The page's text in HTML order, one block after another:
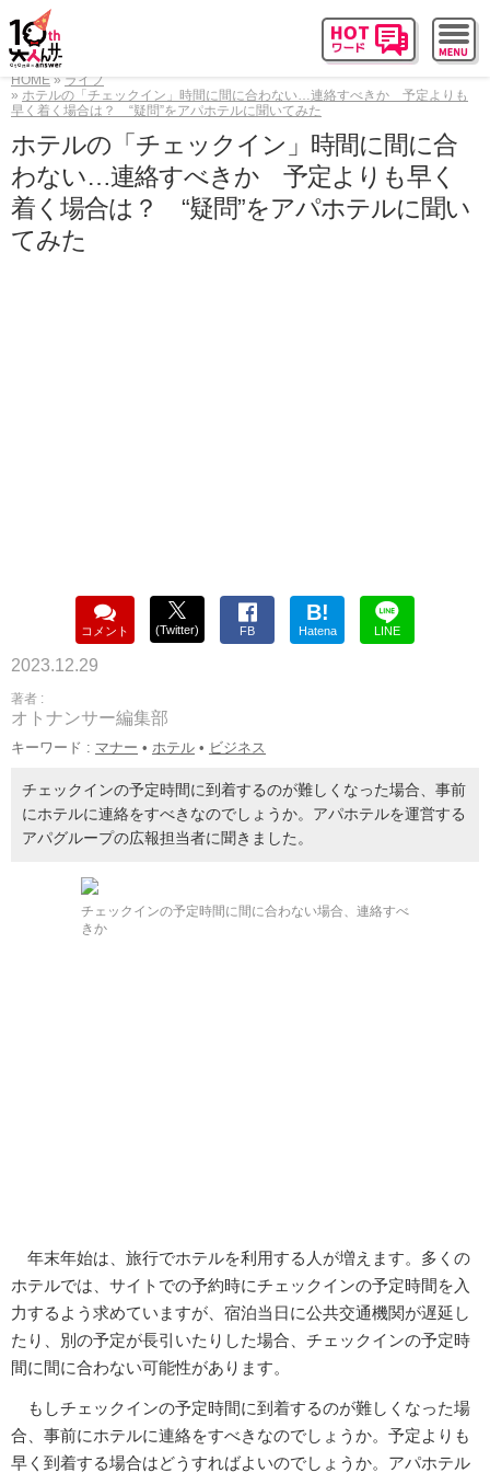
HOME
ライフ
ホテルの「チェックイン」時間に間に合わない…連絡すべきか 予定よりも
早く着く場合は？ “疑問”をアパホテルに聞いてみた
ホテルの「チェックイン」時間に間に合
わない…連絡すべきか 予定よりも早く
着く場合は？ “疑問”をアパホテルに聞い
てみた
コメント (Twitter) FB
B!
Hatena LINE
2023.12.29
著者 :
オトナンサー編集部
キーワード : マナー • ホテル • ビジネス
チェックインの予定時間に到着するのが難しくなった場合、事前
にホテルに連絡をすべきなのでしょうか。アパホテルを運営する
アパグループの広報担当者に聞きました。
チェックインの予定時間に間に合わない場合、連絡すべ
きか
年末年始は、旅行でホテルを利用する人が増えます。多くの
ホテルでは、サイトでの予約時にチェックインの予定時間を入
力するよう求めていますが、宿泊当日に公共交通機関が遅延し
たり、別の予定が長引いたりした場合、チェックインの予定時
間に間に合わない可能性があります。
もしチェックインの予定時間に到着するのが難しくなった場
合、事前にホテルに連絡をすべきなのでしょうか。予定よりも
早く到着する場合はどうすればよいのでしょうか。アパホテル